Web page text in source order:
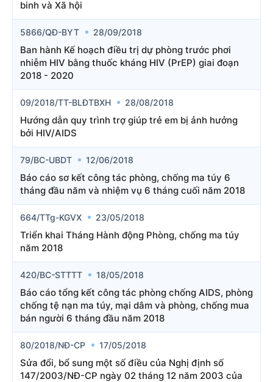
binh và Xã hội
5866/QĐ-BYT 28/09/2018
Ban hành Kế hoạch điều trị dự phòng trước phơi
nhiễm HIV bằng thuốc kháng HIV (PrEP) giai đoạn
2018 - 2020
09/2018/TT-BLĐTBXH 28/08/2018
Hướng dẫn quy trình trợ giúp trẻ em bị ảnh hưởng
bởi HIV/AIDS
79/BC-UBDT 12/06/2018
Báo cáo sơ kết công tác phòng, chống ma túy 6
tháng đầu năm và nhiệm vụ 6 tháng cuối năm 2018
664/TTg-KGVX 23/05/2018
Triển khai Tháng Hành động Phòng, chống ma túy
năm 2018
420/BC-STTTT 18/05/2018
Báo cáo tổng kết công tác phòng chống AIDS, phòng
chống tệ nạn ma túy, mại dâm và phòng, chống mua
bán người 6 tháng đầu năm 2018
80/2018/NĐ-CP 17/05/2018
Sửa đổi, bổ sung một số điều của Nghị định số
147/2003/NĐ-CP ngày 02 tháng 12 năm 2003 của